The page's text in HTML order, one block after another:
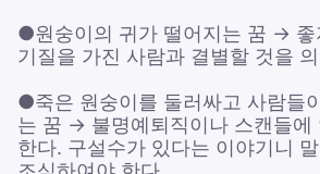
●원숭이의 귀가 떨어지는 꿈 → 좋
기질을 가진 사람과 결별할 것을
●죽은 원숭이를 둘러싸고 사람들
는 꿈 → 불명예퇴직이나 스캔들에
한다. 구설수가 있다는 이야기니